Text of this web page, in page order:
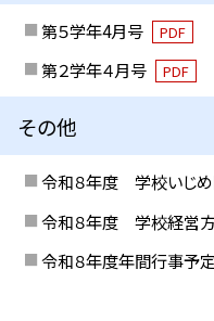
第５学年4月号 PDF
第２学年４月号 PDF
その他
令和８年度 学校いじ
令和８年度 学校経営
令和８年度年間行事予定